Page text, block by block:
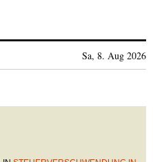
Sa, 8. Aug 2026